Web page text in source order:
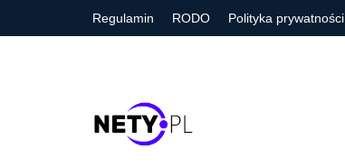
Regulamin RODO Polityka prywatności